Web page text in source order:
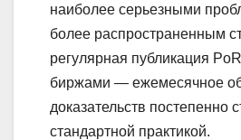
наиболее серьезными
более распространенным
регулярная публикация
биржами — ежемесячное
доказательств постепенно
стандартной практикой.